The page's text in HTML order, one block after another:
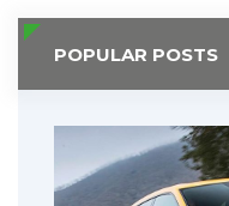
POPULAR POSTS